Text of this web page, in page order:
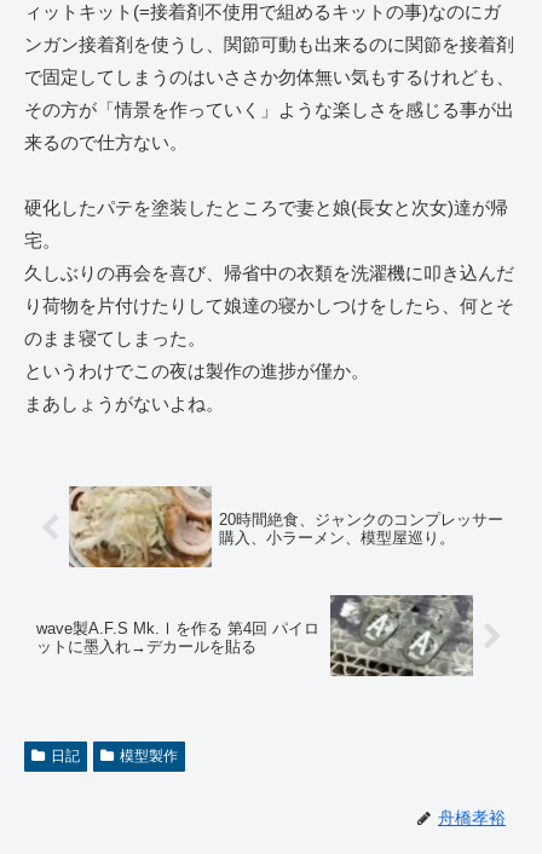
ィットキット(=接着剤不使用で組めるキットの事)なのにガ
ンガン接着剤を使うし、関節可動も出来るのに関節を接着剤
で固定してしまうのはいささか勿体無い気もするけれども、
その方が「情景を作っていく」ような楽しさを感じる事が出
来るので仕方ない。
硬化したパテを塗装したところで妻と娘(長女と次女)達が帰
宅。
久しぶりの再会を喜び、帰省中の衣類を洗濯機に叩き込んだ
り荷物を片付けたりして娘達の寝かしつけをしたら、何とそ
のまま寝てしまった。
というわけでこの夜は製作の進捗が僅か。
まあしょうがないよね。
20時間絶食、ジャンクのコンプレッサー
購入、小ラーメン、模型屋巡り。
wave製A.F.S Mk.Ⅰを作る 第4回 パイロ
ットに墨入れ→デカールを貼る
日記 模型製作
舟橋孝裕